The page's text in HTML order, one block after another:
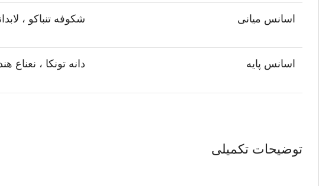
اسانس میانی شکوفه تنباکو ،
اسانس پایه دانه تونکا ، نعناع
توضیحات تکمیلی